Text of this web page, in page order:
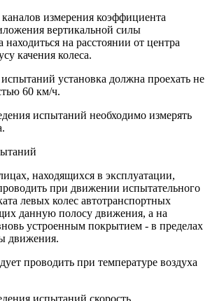
измерения коэффициента
вертикальной силы
на расстоянии от центра
качения колеса.
установка должна проехать не
60 км/ч.
испытаний необходимо измерять
находящихся в эксплуатации,
при движении испытательного
левых колес автотранспортных
данную полосу движения, а на
устроенным покрытием - в пределах
движения.
проводить при температуре воздуха
испытаний скорость